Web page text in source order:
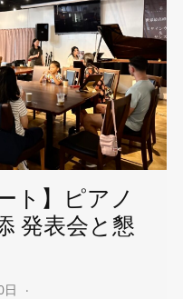
ト】ピアノ
発表会と懇